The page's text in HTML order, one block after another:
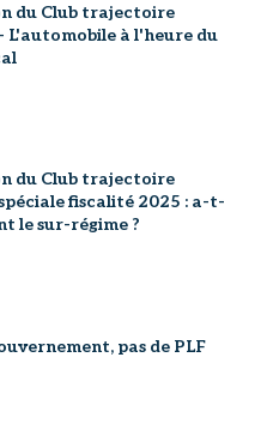
du Club trajectoire
L'automobile à l'heure du
du Club trajectoire
fiscalité 2025 : a-t-
le sur-régime ?
pas de PLF